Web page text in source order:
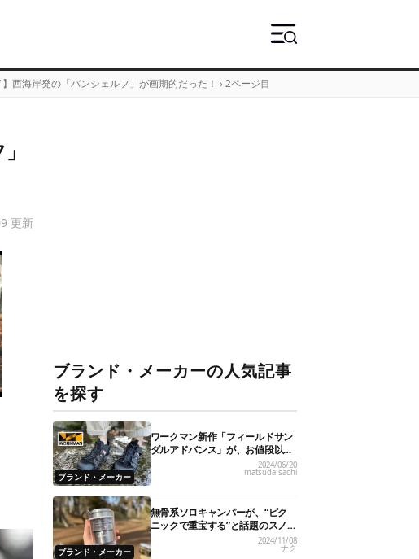
西海岸発の「バンシェルフ」が画期的だった！ › 2ページ目
更新
ブランド・メーカーの人気記事
を探す
ブランド・メーカー
ワークマン新作「フィールドサン
ダルアドバンス」が、お値段以上
のハイクオリティ！
2024/06/20
matsuda sachi
ブランド・メーカー
無骨系ソロキャンパーが、“ピク
ニックで重宝する”と話題のスノ
ーピーク「サヨウ」を使ってみた
ら…
2024/11/08
ナク